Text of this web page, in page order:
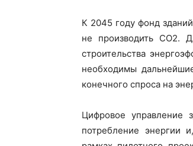
К 2045 году фонд
не производить CO2.
строительства
необходимы
конечного спроса на
Цифровое управление
потребление энергии